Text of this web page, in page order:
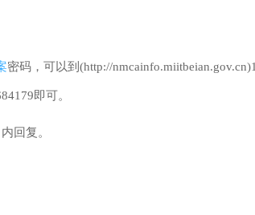
密码，可以到(http://
即可。
回复。